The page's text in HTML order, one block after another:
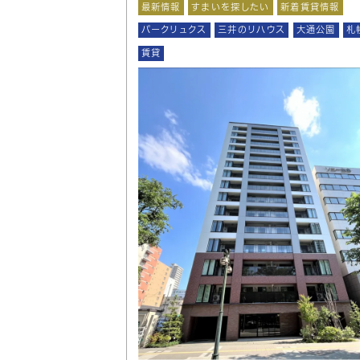
最新情報 すまいを探したい 新着賃貸情報
パークリュクス 三井のリハウス 大通公園 札
賃貸